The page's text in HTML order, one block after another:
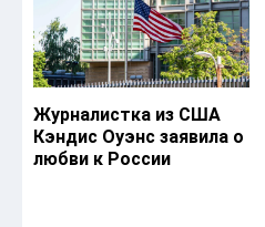
Журналистка из США
Кэндис Оуэнс заявила о
любви к России